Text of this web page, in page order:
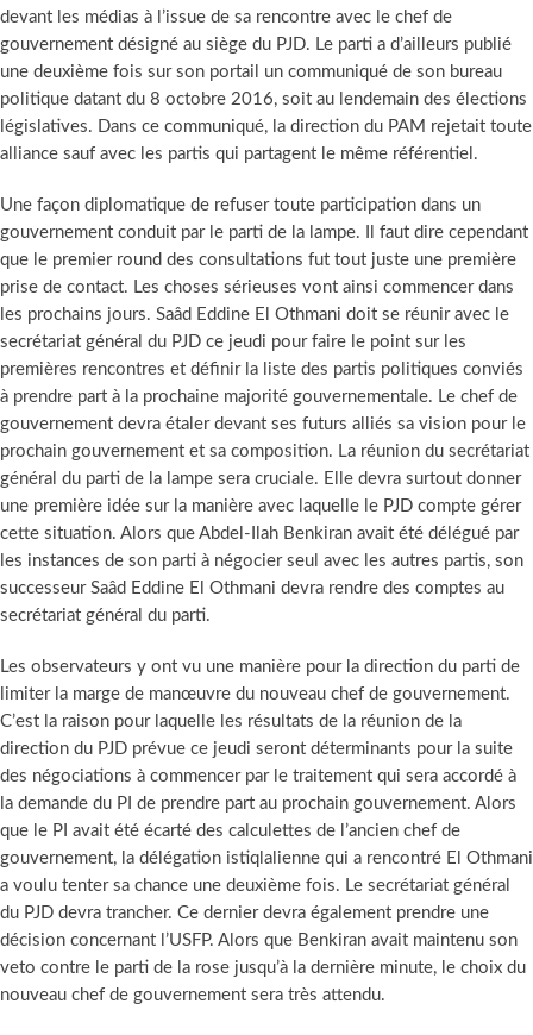
devant les médias à l’issue de sa rencontre avec le chef de
gouvernement désigné au siège du PJD. Le parti a d’ailleurs publié
une deuxième fois sur son portail un communiqué de son bureau
politique datant du 8 octobre 2016, soit au lendemain des élections
législatives. Dans ce communiqué, la direction du PAM rejetait toute
alliance sauf avec les partis qui partagent le même référentiel.
Une façon diplomatique de refuser toute participation dans un
gouvernement conduit par le parti de la lampe. Il faut dire cependant
que le premier round des consultations fut tout juste une première
prise de contact. Les choses sérieuses vont ainsi commencer dans
les prochains jours. Saâd Eddine El Othmani doit se réunir avec le
secrétariat général du PJD ce jeudi pour faire le point sur les
premières rencontres et définir la liste des partis politiques conviés
à prendre part à la prochaine majorité gouvernementale. Le chef de
gouvernement devra étaler devant ses futurs alliés sa vision pour le
prochain gouvernement et sa composition. La réunion du secrétariat
général du parti de la lampe sera cruciale. Elle devra surtout donner
une première idée sur la manière avec laquelle le PJD compte gérer
cette situation. Alors que Abdel-Ilah Benkiran avait été délégué par
les instances de son parti à négocier seul avec les autres partis, son
successeur Saâd Eddine El Othmani devra rendre des comptes au
secrétariat général du parti.
Les observateurs y ont vu une manière pour la direction du parti de
limiter la marge de manœuvre du nouveau chef de gouvernement.
C’est la raison pour laquelle les résultats de la réunion de la
direction du PJD prévue ce jeudi seront déterminants pour la suite
des négociations à commencer par le traitement qui sera accordé à
la demande du PI de prendre part au prochain gouvernement. Alors
que le PI avait été écarté des calculettes de l’ancien chef de
gouvernement, la délégation istiqlalienne qui a rencontré El Othmani
a voulu tenter sa chance une deuxième fois. Le secrétariat général
du PJD devra trancher. Ce dernier devra également prendre une
décision concernant l’USFP. Alors que Benkiran avait maintenu son
veto contre le parti de la rose jusqu’à la dernière minute, le choix du
nouveau chef de gouvernement sera très attendu.